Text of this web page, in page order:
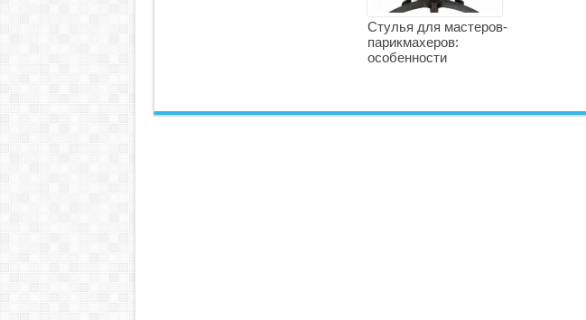
Стулья для мастеров-
парикмахеров:
особенности